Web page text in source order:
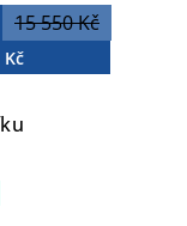
15 550 Kč